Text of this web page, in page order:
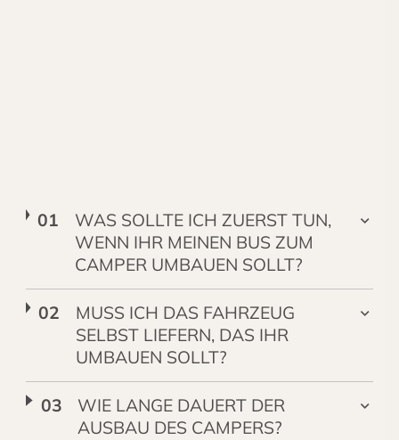
WAS SOLLTE ICH ZUERST TUN,
WENN IHR MEINEN BUS ZUM
CAMPER UMBAUEN SOLLT?
MUSS ICH DAS FAHRZEUG
SELBST LIEFERN, DAS IHR
UMBAUEN SOLLT?
WIE LANGE DAUERT DER
AUSBAU DES CAMPERS?